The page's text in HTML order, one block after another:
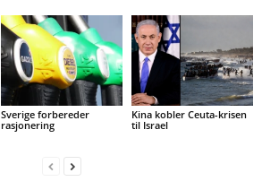
Sverige forbereder
rasjonering
Kina kobler Ceuta-krisen
til Israel